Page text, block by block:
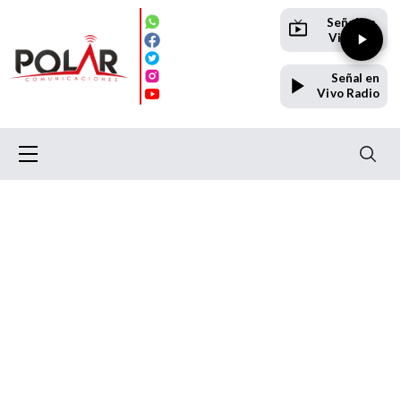
Señal en
Vivo TV
Señal en
Vivo Radio